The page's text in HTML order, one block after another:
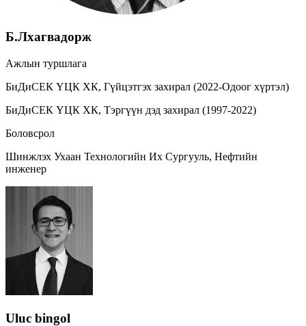
Б.Лхагвадорж
Ажлын туршлага
БиДиСЕК ҮЦК ХК, Гүйцэтгэх захирал (2022-Одоог хүртэл)
БиДиСЕК ҮЦК ХК, Тэргүүн дэд захирал (1997-2022)
Боловсрол
Шинжлэх Ухаан Технологийн Их Сургууль, Нефтийн
инженер
Uluc bingol